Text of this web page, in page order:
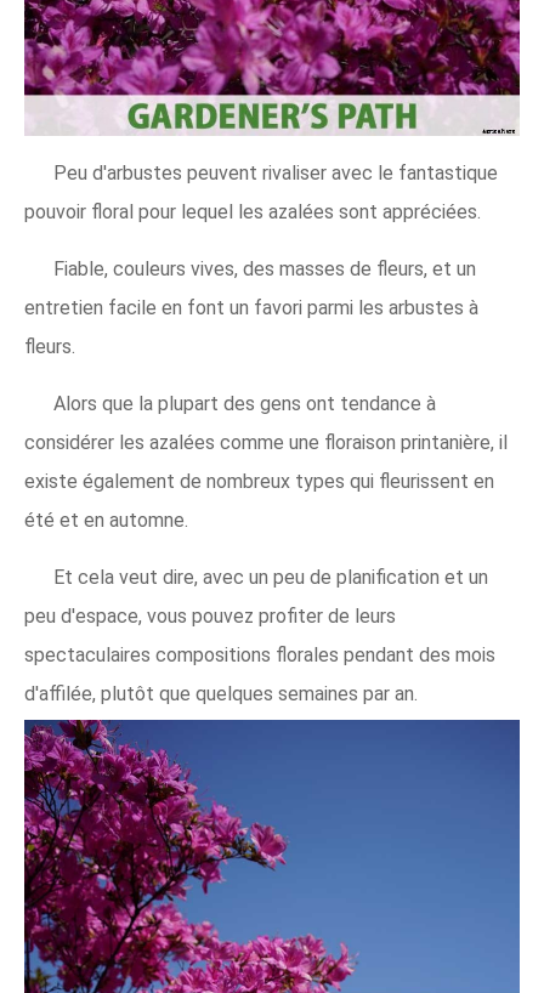
Peu d'arbustes peuvent rivaliser avec le fantastique
pouvoir floral pour lequel les azalées sont appréciées.
Fiable, couleurs vives, des masses de fleurs, et un
entretien facile en font un favori parmi les arbustes à
fleurs.
Alors que la plupart des gens ont tendance à
considérer les azalées comme une floraison printanière, il
existe également de nombreux types qui fleurissent en
été et en automne.
Et cela veut dire, avec un peu de planification et un
peu d'espace, vous pouvez profiter de leurs
spectaculaires compositions florales pendant des mois
d'affilée, plutôt que quelques semaines par an.